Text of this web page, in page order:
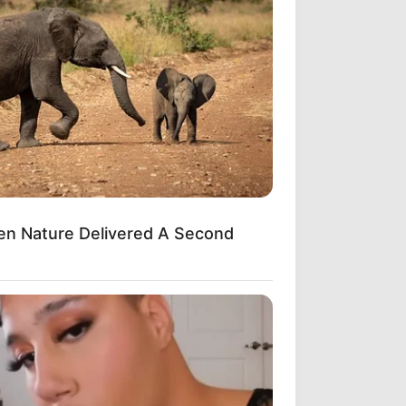
Nature Delivered A Second